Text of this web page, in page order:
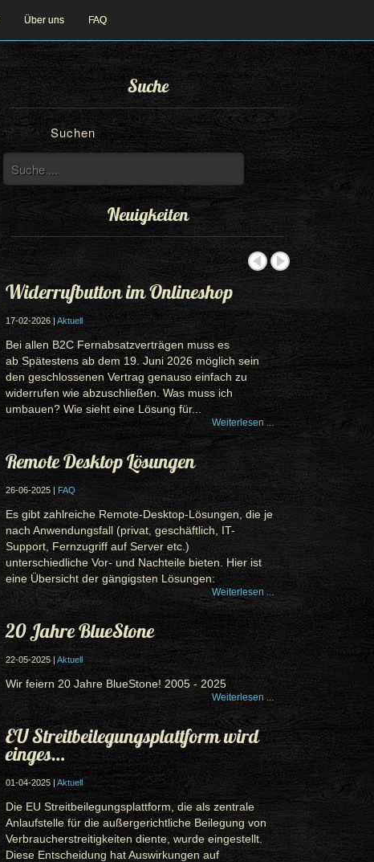
Über uns FAQ
Suche
Suchen
Neuigkeiten
Widerrufbutton im Onlineshop
17-02-2026 | Aktuell
Bei allen B2C Fernabsatzverträgen muss es
ab Spätestens ab dem 19. Juni 2026 möglich sein
den geschlossenen Vertrag genauso einfach zu
widerrufen wie abzuschließen. Was muss ich
umbauen? Wie sieht eine Lösung für...
Weiterlesen ...
Remote Desktop Lösungen
26-06-2025 | FAQ
Es gibt zahlreiche Remote-Desktop-Lösungen, die je
nach Anwendungsfall (privat, geschäftlich, IT-
Support, Fernzugriff auf Server etc.)
unterschiedliche Vor- und Nachteile bieten. Hier ist
eine Übersicht der gängigsten Lösungen:
Weiterlesen ...
20 Jahre BlueStone
22-05-2025 | Aktuell
Wir feiern 20 Jahre BlueStone! 2005 - 2025
Weiterlesen ...
EU Streitbeilegungsplattform wird
einges…
01-04-2025 | Aktuell
Die EU Streitbeilegungsplattform, die als zentrale
Anlaufstelle für die außergerichtliche Beilegung von
Verbraucherstreitigkeiten diente, wurde eingestellt.
Diese Entscheidung hat Auswirkungen auf